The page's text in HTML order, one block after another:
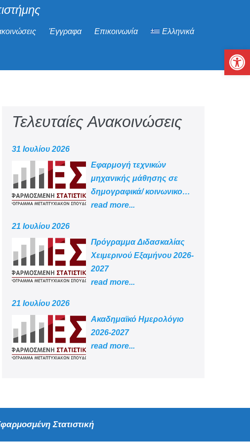
Έγγραφα Επικοινωνία Ελληνικά
Τελευταίες Ανακοινώσεις
31 Ιουλίου 2026
Εφαρμογή τεχνικών
μηχανικής μάθησης σε
δημογραφικά/ κοινωνικο
-οικονομικά δεδομένα
read more...
21 Ιουλίου 2026
Πρόγραμμα Διδασκαλίας
Χειμερινού Εξαμήνου 2026-
2027
read more...
21 Ιουλίου 2026
Aκαδημαϊκό Ημερολόγιο
2026-2027
read more...
Στατιστική